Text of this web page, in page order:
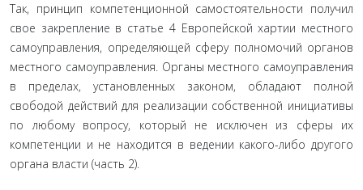
Так, принцип компетенционной самостоятельности по­лучил
свое закрепление в статье 4 Европейской хартии мест­ного
самоуправления, определяющей сферу полномочий органов
местного самоуправления. Органы местного само­управления
в пределах, установленных законом, обладают полной
свободой действий для реализации собственной ини­циативы
по любому вопросу, который не исключен из сферы их
компетенции и не находится в ведении какого-либо другого
органа власти (часть 2).